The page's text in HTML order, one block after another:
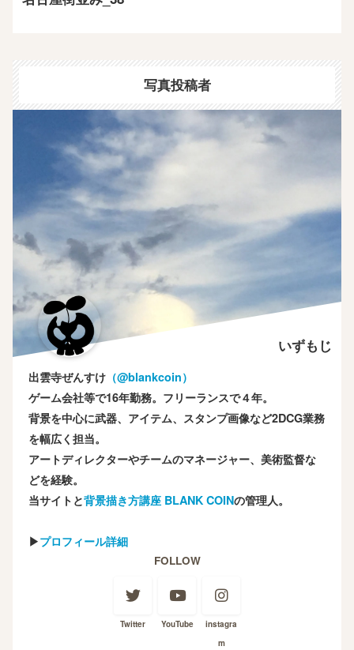
写真投稿者
いずもじ
出雲寺ぜんすけ （‎@blankcoin）
ゲーム会社等で16年勤務。フリーランスで４年。
背景を中心に武器、アイテム、スタンプ画像など2DCG業務
を幅広く担当。
アートディレクターやチームのマネージャー、美術監督な
どを経験。
当サイトと背景描き方講座 BLANK COINの管理人。
▶プロフィール詳細
FOLLOW
Twitter YouTube
instagra
m